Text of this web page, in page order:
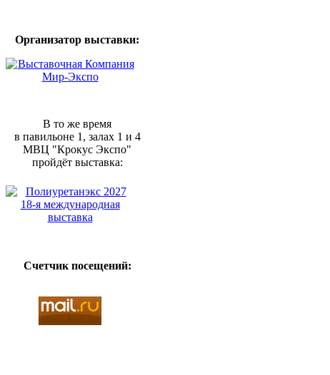
Организатор выставки:
В то же время
в павильоне 1, залах 1 и 4
МВЦ "Крокус Экспо"
пройдёт выставка:
Счетчик посещений: